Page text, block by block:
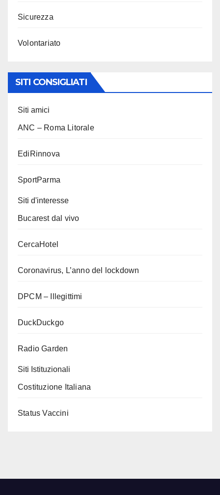
Sicurezza
Volontariato
SITI CONSIGLIATI
Siti amici
ANC – Roma Litorale
EdiRinnova
SportParma
Siti d'interesse
Bucarest dal vivo
CercaHotel
Coronavirus, L’anno del lockdown
DPCM – Illegittimi
DuckDuckgo
Radio Garden
Siti Istituzionali
Costituzione Italiana
Status Vaccini